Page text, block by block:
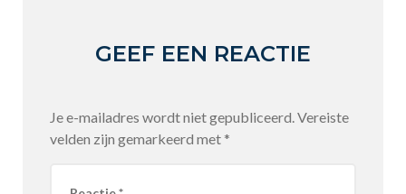
GEEF EEN REACTIE
Je e-mailadres wordt niet gepubliceerd.Vereiste
velden zijn gemarkeerd met *